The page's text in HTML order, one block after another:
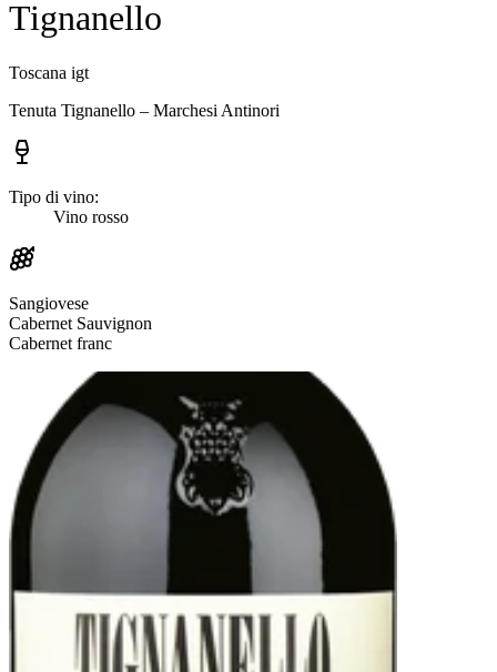
Tignanello
Toscana igt
Tenuta Tignanello – Marchesi Antinori
Tipo di vino:
Vino rosso
Sangiovese
Cabernet Sauvignon
Cabernet franc